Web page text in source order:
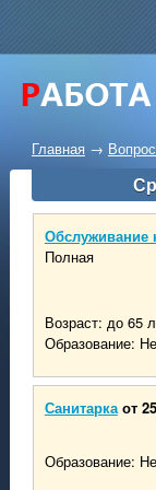
Главная →
Обслуживание
Полная
Возраст: до 65
Образование:
Санитарка от
Образование: